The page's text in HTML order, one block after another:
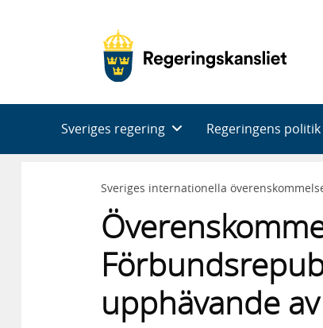
Sveriges regering Regeringens politik
Sveriges internationella
upphävande